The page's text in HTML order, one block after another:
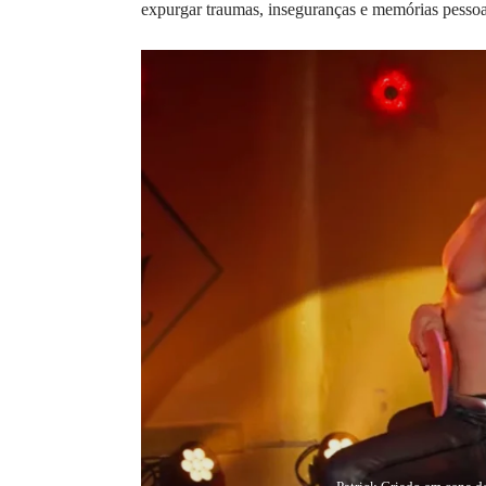
expurgar traumas, inseguranças e memórias